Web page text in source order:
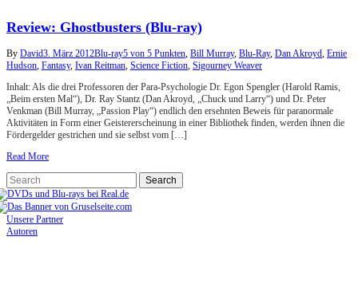
Review: Ghostbusters (Blu-ray)
By David3. März 2012Blu-ray5 von 5 Punkten, Bill Murray, Blu-Ray, Dan Akroyd, Ernie
Hudson, Fantasy, Ivan Reitman, Science Fiction, Sigourney Weaver
Inhalt: Als die drei Professoren der Para-Psychologie Dr. Egon Spengler (Harold Ramis,
„Beim ersten Mal“), Dr. Ray Stantz (Dan Akroyd, „Chuck und Larry“) und Dr. Peter
Venkman (Bill Murray, „Passion Play“) endlich den ersehnten Beweis für paranormale
Aktivitäten in Form einer Geistererscheinung in einer Bibliothek finden, werden ihnen die
Fördergelder gestrichen und sie selbst vom […]
Read More
Unsere Partner
Autoren